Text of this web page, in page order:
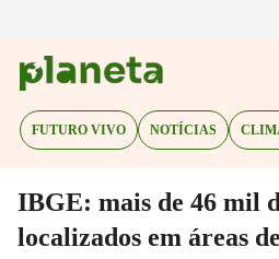
FUTURO VIVO NOTÍCIAS
IBGE: mais de 46 mil
localizados em áreas